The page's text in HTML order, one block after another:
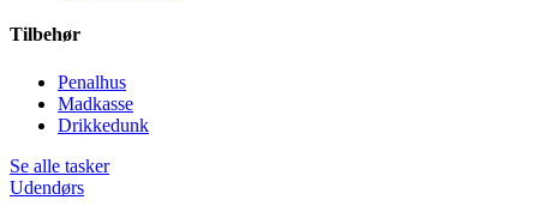
Tilbehør
Penalhus
Madkasse
Drikkedunk
Se alle tasker
Udendørs